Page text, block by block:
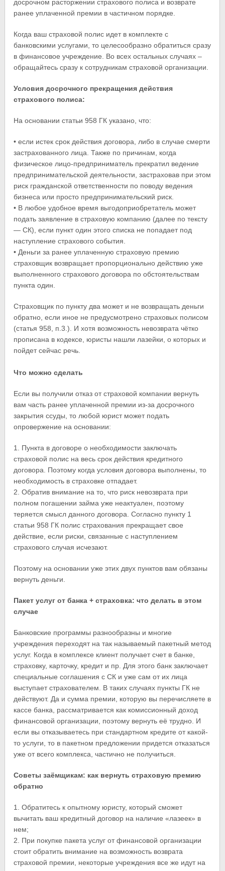
досрочном расторжении страхового полиса и возврате
ранее уплаченной премии в частичном порядке.
Когда ваш страховой полис идет в комплекте с
банковскими услугами, то целесообразно обратиться сразу
в финансовое учреждение. Во всех остальных случаях –
обращайтесь сразу к сотрудникам страховой организации.
Условия досрочного прекращения действия
страхового полиса:
На основании статьи 958 ГК указано, что:
• если истек срок действия договора, либо в случае смерти
застрахованного лица. Также по причинам, когда
физическое лицо-предприниматель прекратил ведение
предпринимательской деятельности, застраховав при этом
риск гражданской ответственности по поводу ведения
бизнеса или просто предпринимательский риск.
• В любое удобное время выгодоприобретатель может
подать заявление в страховую компанию (далее по тексту
— СК), если пункт один этого списка не попадает под
наступление страхового события.
• Деньги за ранее уплаченную страховую премию
страховщик возвращает пропорционально действию уже
выполненного страхового договора по обстоятельствам
пункта один.
Страховщик по пункту два может и не возвращать деньги
обратно, если иное не предусмотрено страховых полисом
(статья 958, п.3.). И хотя возможность невозврата чётко
прописана в кодексе, юристы нашли лазейки, о которых и
пойдет сейчас речь.
Что можно сделать
Если вы получили отказ от страховой компании вернуть
вам часть ранее уплаченной премии из-за досрочного
закрытия ссуды, то любой юрист может подать
опровержение на основании:
1. Пункта в договоре о необходимости заключать
страховой полис на весь срок действия кредитного
договора. Поэтому когда условия договора выполнены, то
необходимость в страховке отпадает.
2. Обратив внимание на то, что риск невозврата при
полном погашении займа уже неактуален, поэтому
теряется смысл данного договора. Согласно пункту 1
статьи 958 ГК полис страхования прекращает свое
действие, если риски, связанные с наступлением
страхового случая исчезают.
Поэтому на основании уже этих двух пунктов вам обязаны
вернуть деньги.
Пакет услуг от банка + страховка: что делать в этом
случае
Банковские программы разнообразны и многие
учреждения переходят на так называемый пакетный метод
услуг. Когда в комплексе клиент получает счет в банке,
страховку, карточку, кредит и пр. Для этого банк заключает
специальные соглашения с СК и уже сам от их лица
выступает страхователем. В таких случаях пункты ГК не
действуют. Да и сумма премии, которую вы перечисляете в
кассе банка, рассматривается как комиссионный доход
финансовой организации, поэтому вернуть её трудно. И
если вы отказываетесь при стандартном кредите от какой-
то услуги, то в пакетном предложении придется отказаться
уже от всего комплекса, частично не получиться.
Советы заёмщикам: как вернуть страховую премию
обратно
1. Обратитесь к опытному юристу, который сможет
вычитать ваш кредитный договор на наличие «лазеек» в
нем;
2. При покупке пакета услуг от финансовой организации
стоит обратить внимание на возможность возврата
страховой премии, некоторые учреждения все же идут на